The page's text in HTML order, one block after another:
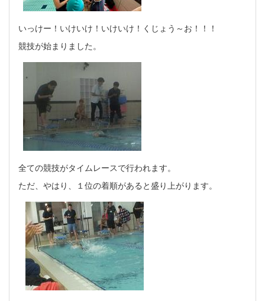
いっけー！いけいけ！いけいけ！くじょう～お！！！
競技が始まりました。
全ての競技がタイムレースで行われます。
ただ、やはり、１位の着順があると盛り上がります。